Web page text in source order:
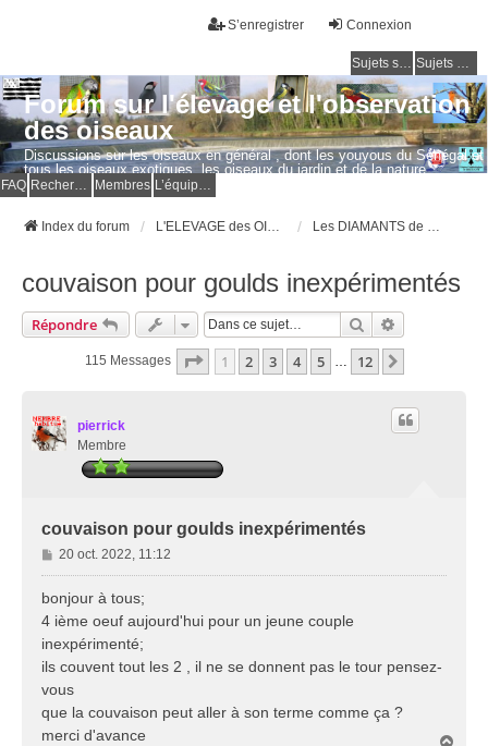
Connexion
S’enregistrer
Sujets sans réponse Sujets actifs
Forum sur l'élevage et l'observation
des oiseaux
Discussions sur les oiseaux en général , dont les youyous du Sénégal et
tous les oiseaux exotiques, les oiseaux du jardin et de la nature.
Questions, photos, expériences.
FAQ Membres
Index du forum
couvaison pour goulds inexpérimentés
Répondre Rechercher
115 Messages Page 1Sur12
1 2 3 4 5 12
pierrick
Membre
couvaison pour goulds inexpérimentés
M
e
s
s
g
e
20 oct. 2022, 11:12
bonjour à tous;
4 ième oeuf aujourd'hui pour un jeune couple
inexpérimenté;
ils couvent tout les 2 , il ne se donnent pas le tour pensez-
vous
que la couvaison peut aller à son terme comme ça ?
merci d'avance